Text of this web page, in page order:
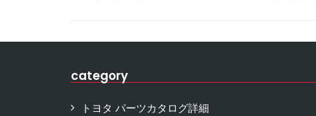
category
トヨタ パーツカタログ詳細